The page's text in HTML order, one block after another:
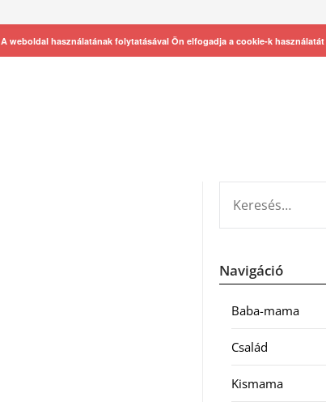
Navigáció
Baba-mama
Család
Kismama
A weboldal használatának folytatásával Ön elfogadja a cookie-k használatát